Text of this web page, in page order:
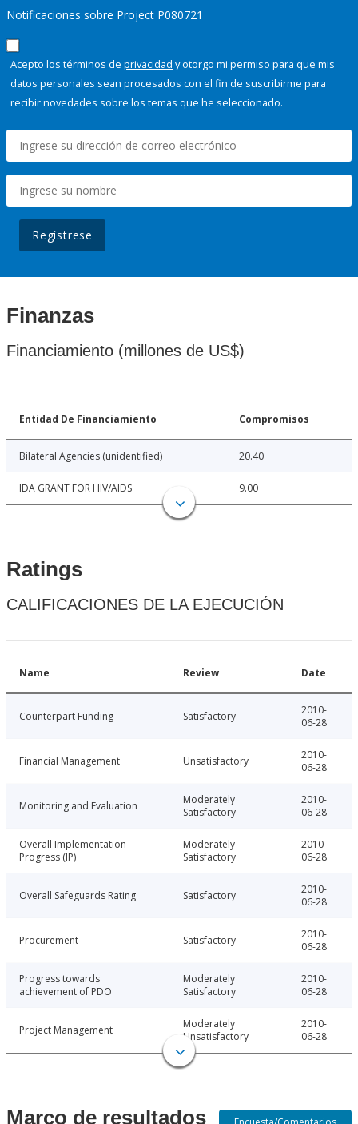
Notificaciones sobre Project P080721
Acepto los términos de privacidad y otorgo mi permiso para que mis
datos personales sean procesados con el fin de suscribirme para
recibir novedades sobre los temas que he seleccionado.
Regístrese
Finanzas
Financiamiento (millones de US$)
Entidad De Financiamiento Compromisos
Bilateral Agencies (unidentified) 20.40
IDA GRANT FOR HIV/AIDS 9.00
Ratings
CALIFICACIONES DE LA EJECUCIÓN
Name Review Date
Counterpart Funding Satisfactory
2010-
06-28
Financial Management Unsatisfactory
2010-
06-28
Monitoring and Evaluation
Moderately
Satisfactory
2010-
06-28
Overall Implementation
Progress (IP)
Moderately
Satisfactory
2010-
06-28
Overall Safeguards Rating Satisfactory
2010-
06-28
Procurement Satisfactory
2010-
06-28
Progress towards
achievement of PDO
Moderately
Satisfactory
2010-
06-28
Project Management
Moderately
Unsatisfactory
2010-
06-28
Marco de resultados